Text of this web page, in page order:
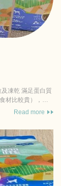
凍乾 滿足蛋白質
材比較貴），但
Read more